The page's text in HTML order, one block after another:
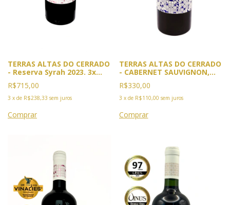
TERRAS ALTAS DO CERRADO
- Reserva Syrah 2023. 3x
Vinalies, Cannes, França e
GPVB, Rio. Bronze IWC
R$715,00
3 x de R$238,33 sem juros
TERRAS ALTAS DO CERRADO
- CABERNET SAUVIGNON,
SYRAH, MALBEC E PINOT
NOIR. Safra 2022. Premiado:
VINUS 2025. Medalha de
R$330,00
3 x de R$110,00 sem juros